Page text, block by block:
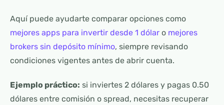
Aquí puede ayudarte comparar opciones como
mejores apps para invertir desde 1 dólar o mejores
brokers sin depósito mínimo, siempre revisando
condiciones vigentes antes de abrir cuenta.
Ejemplo práctico: si inviertes 2 dólares y pagas 0.50
dólares entre comisión o spread, necesitas recuperar